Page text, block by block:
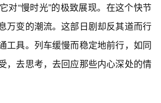
对“慢时光”的极致展现。在这个快节
万变的潮流。这部日剧却反其道而行
工具。列车缓慢而稳定地前行，如同
，去思考，去回应那些内心深处的情